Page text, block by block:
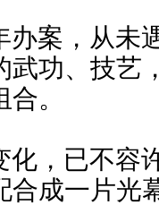
案，从未
武功、技艺
。
，已不容
合成一片光